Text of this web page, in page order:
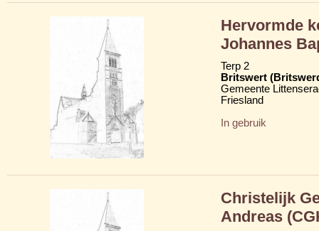
Hervormde
Johannes
Terp 2
Britswert
Gemeente
Friesland
In gebruik
Christelijk
Andreas